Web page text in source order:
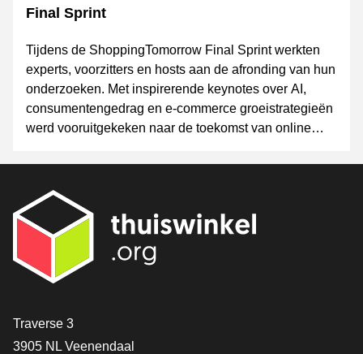
Final Sprint
Tijdens de ShoppingTomorrow Final Sprint werkten
experts, voorzitters en hosts aan de afronding van hun
onderzoeken. Met inspirerende keynotes over AI,
consumentengedrag en e-commerce groeistrategieën
werd vooruitgekeken naar de toekomst van online
8 oktober gepresenteerd tijdens Shopping Today.
Contact
Traverse 3
3905 NL Veenendaal